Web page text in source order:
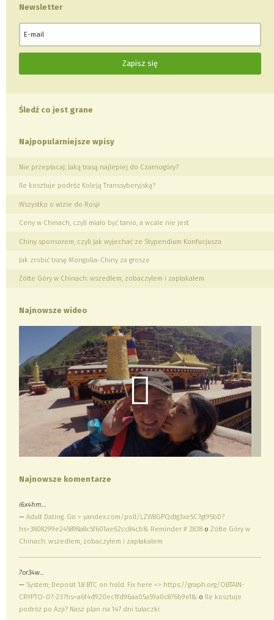
Newsletter
Śledź co jest grane
Najpopularniejsze wpisy
Nie przepłacaj: Jaką trasą najlepiej do Czarnogóry?
Ile kosztuje podróż Koleją Transsyberyjską?
Wszystko o wizie do Rosji
Ceny w Chinach, czyli miało być tanio, a wcale nie jest
Chiny sponsorem, czyli jak wyjechać ze Stypendium Konfucjusza
Jak zrobić trasę Mongolia-Chiny za grosze
Żółte Góry w Chinach: wszedłem, zobaczyłem i zapłakałem
Najnowsze wideo
Najnowsze komentarze
i6x4hm…
—Adult Dating. Go > yandex.com/poll/LZW8GPQdJg3xe5C7gt95bD?
hs=3808299e245898a8c5f601ae62cc84cb& Reminder # 2838 oŻółte Góry w
Chinach: wszedłem, zobaczyłem i zapłakałem
7or34w…
— System; Deposit 1.8 BTC on hold. Fix here => https://graph.org/OBTAIN-
CRYPTO-07-23?hs=a6f4d920ec1fd96aa05a59a0c876b9e1& o Ile kosztuje
podróż po Azji? Nasz plan na 147 dni tułaczki